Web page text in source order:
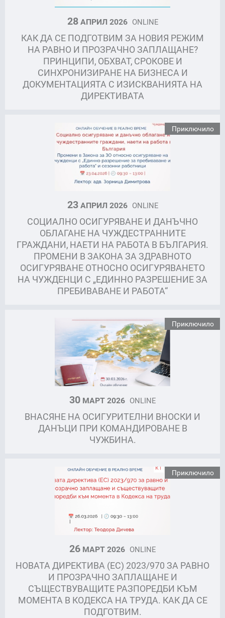
28АПРИЛ 2026 ONLINE
КАК ДА СЕ ПОДГОТВИМ ЗА НОВИЯ РЕЖИМ
НА РАВНО И ПРОЗРАЧНО ЗАПЛАЩАНЕ?
ПРИНЦИПИ, ОБХВАТ, СРОКОВЕ И
СИНХРОНИЗИРАНЕ НА БИЗНЕСА И
ДОКУМЕНТАЦИЯТА С ИЗИСКВАНИЯТА НА
ДИРЕКТИВАТА
Приключило
23АПРИЛ 2026 ONLINE
СОЦИАЛНО ОСИГУРЯВАНЕ И ДАНЪЧНО
ОБЛАГАНЕ НА ЧУЖДЕСТРАННИТЕ
ГРАЖДАНИ, НАЕТИ НА РАБОТА В БЪЛГАРИЯ.
ПРОМЕНИ В ЗАКОНА ЗА ЗДРАВНОТО
ОСИГУРЯВАНЕ ОТНОСНО ОСИГУРЯВАНЕТО
НА ЧУЖДЕНЦИ С „ЕДИННО РАЗРЕШЕНИЕ ЗА
ПРЕБИВАВАНЕ И РАБОТА“
Приключило
30 МАРТ 2026 ONLINE
ВНАСЯНЕ НА ОСИГУРИТЕЛНИ ВНОСКИ И
ДАНЪЦИ ПРИ КОМАНДИРОВАНЕ В
ЧУЖБИНА.
Приключило
26 МАРТ 2026 ONLINE
НОВАТА ДИРЕКТИВА (ЕС) 2023/970 ЗА РАВНО
И ПРОЗРАЧНО ЗАПЛАЩАНЕ И
СЪЩЕСТВУВАЩИТЕ РАЗПОРЕДБИ КЪМ
МОМЕНТА В КОДЕКСА НА ТРУДА. КАК ДА СЕ
ПОДГОТВИМ.